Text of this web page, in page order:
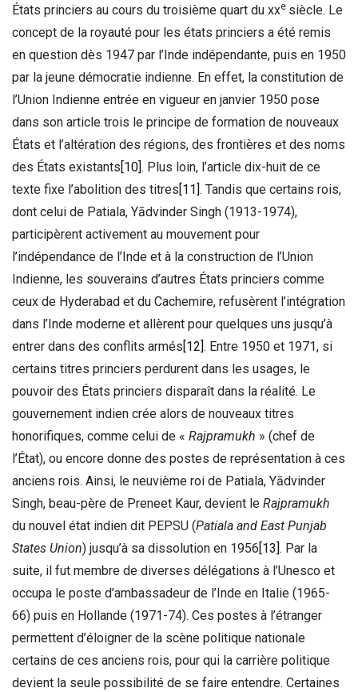
États princiers au cours du troisième quart du xxe siècle. Le
concept de la royauté pour les états princiers a été remis
en question dès 1947 par l’Inde indépendante, puis en 1950
par la jeune démocratie indienne. En effet, la constitution de
l’Union Indienne entrée en vigueur en janvier 1950 pose
dans son article trois le principe de formation de nouveaux
États et l’altération des régions, des frontières et des noms
des États existants[10]. Plus loin, l’article dix-huit de ce
texte fixe l’abolition des titres[11]. Tandis que certains rois,
dont celui de Patiala, Yādvinder Singh (1913-1974),
participèrent activement au mouvement pour
l’indépendance de l’Inde et à la construction de l’Union
Indienne, les souverains d’autres États princiers comme
ceux de Hyderabad et du Cachemire, refusèrent l’intégration
dans l’Inde moderne et allèrent pour quelques uns jusqu’à
entrer dans des conflits armés[12]. Entre 1950 et 1971, si
certains titres princiers perdurent dans les usages, le
pouvoir des États princiers disparaît dans la réalité. Le
gouvernement indien crée alors de nouveaux titres
honorifiques, comme celui de « Rajpramukh » (chef de
l’État), ou encore donne des postes de représentation à ces
anciens rois. Ainsi, le neuvième roi de Patiala, Yādvinder
Singh, beau-père de Preneet Kaur, devient le Rajpramukh
du nouvel état indien dit PEPSU (Patiala and East Punjab
States Union) jusqu’à sa dissolution en 1956[13]. Par la
suite, il fut membre de diverses délégations à l’Unesco et
occupa le poste d’ambassadeur de l’Inde en Italie (1965-
66) puis en Hollande (1971-74). Ces postes à l’étranger
permettent d’éloigner de la scène politique nationale
certains de ces anciens rois, pour qui la carrière politique
devient la seule possibilité de se faire entendre. Certaines